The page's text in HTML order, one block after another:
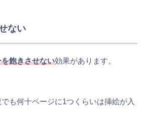
ない
飽きさせない効果があります。
も何十ページに1つくらいは挿絵が入